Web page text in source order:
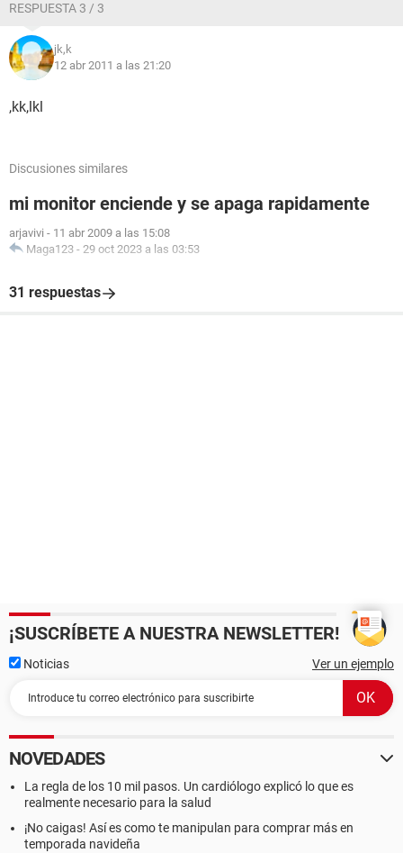
RESPUESTA 3 / 3
jk,k
12 abr 2011 a las 21:20
,kk,lkl
Discusiones similares
mi monitor enciende y se apaga rapidamente
arjavivi - 11 abr 2009 a las 15:08
Maga123 - 29 oct 2023 a las 03:53
31 respuestas
¡SUSCRÍBETE A NUESTRA NEWSLETTER!
Noticias Ver un ejemplo
NOVEDADES
La regla de los 10 mil pasos. Un cardiólogo explicó lo que es
realmente necesario para la salud
¡No caigas! Así es como te manipulan para comprar más en
temporada navideña